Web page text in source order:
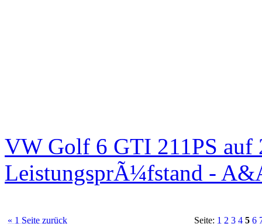
VW Golf 6 GTI 211PS auf
LeistungsprÃ¼fstand -
« 1 Seite zurück Seite: 1 2 3 4 5 6